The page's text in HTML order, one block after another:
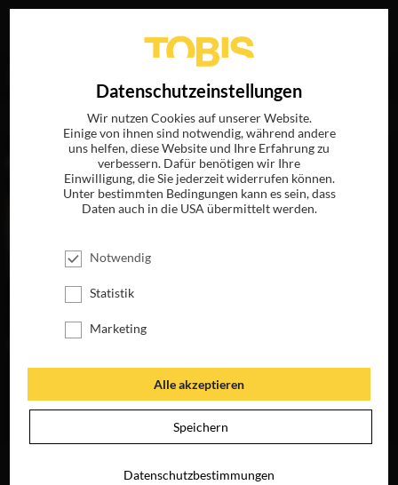
„Sabine Holtgreve (NDR)“
folgende Treffer
MEINEN HASS
NICHT
Datenschutzeinstellungen
Wir nutzen Cookies auf unserer Website.
Einige von ihnen sind notwendig, während andere
uns helfen, diese Website und Ihre Erfahrung zu
verbessern. Dafür benötigen wir Ihre
Einwilligung, die Sie jederzeit widerrufen können.
Unter bestimmten Bedingungen kann es sein, dass
Daten auch in die USA übermittelt werden.
Notwendig
Statistik
Marketing
Alle akzeptieren
Speichern
Datenschutzbestimmungen